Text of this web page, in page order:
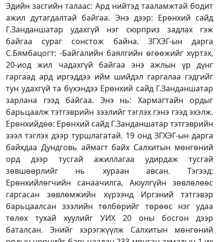
Эдийн засгийн талаас: Ард нийтэд тааламжтай бодит
ажил дутагдалтай байгаа. Энэ дээр: Ерөнхий сайд
Г.Занданшатар удахгүй нэг сюрприз задлах гэж
байгаа сураг сонстож байна. ЗГХЭГ-ын дарга
С.Бямбацогт: -Байгалийн баялгийн өгөөжийг хүртэх,
20-иод жил чадахгүй байгаа энэ ажлын үр дүнг
гаргаад ард иргэддээ ийм шийдэл гаргалаа гэдгийг
тун удахгүй та бүхэндээ Ерөнхий сайд Г.Занданшатар
зарлана гээд байгаа. Энэ нь: Хармагтайн ордыг
барьцаалж тэтгэврийн зээлийг тэглэх гэнэ гээд эхэлж.
Ерөнхийдөө: Ерөнхий сайд Г.Занданшатар тэтгэврийн
зээл тэглэх дээр туршлагатай. 19 онд ЗГХЭГ-ын дарга
байхдаа Дундговь аймагт байх Салхитын мөнгөний
орд дээр тусгай ажиллагаа удирдаж тусгай
зөвшөөрлийг нь хураан авсан. Тэгээд:
Ерөнхийлөгчийн санаачилга, Аюулгүйн зөвлөлөөс
гаргасан зөвлөмжийн хүрээнд Иргэний тэтгэвэр
барьцаалсан зээлийн төлбөрийг төрөөс нэг удаа
төлөх тухай хуулийг УИХ 20 оны босгон дээр
баталсан. Энийг хэрэгжүүлж Салхитын мөнгөний